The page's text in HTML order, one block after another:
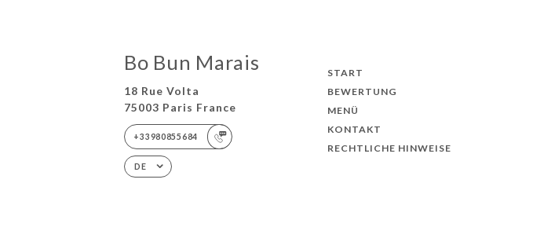
Bo Bun Marais
18 Rue Volta
75003 Paris France
+33980855684
DE
START
BEWERTUNG
MENÜ
KONTAKT
RECHTLICHE HINWEISE